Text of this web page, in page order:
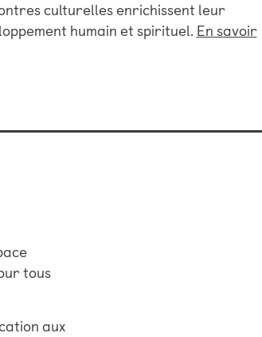
culturelles enrichissent leur
humain et spirituel. En savoir
tous
aux